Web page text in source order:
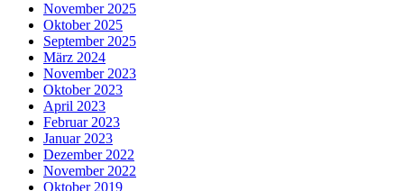
November 2025
Oktober 2025
September 2025
März 2024
November 2023
Oktober 2023
April 2023
Februar 2023
Januar 2023
Dezember 2022
November 2022
Oktober 2019